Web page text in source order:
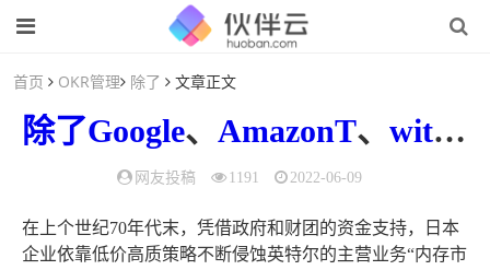
首页 OKR管理 除了 文章正文
除了Google、 AmazonT、 witter
网友投稿 1191 2022-06-09
在上个世纪70年代末，凭借政府和财团的资金支持，日本
企业依靠低价高质策略不断侵蚀英特尔的主营业务“内存市